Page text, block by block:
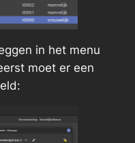
in het menu
moet er een